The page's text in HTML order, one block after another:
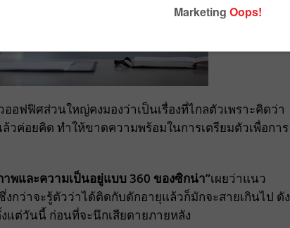
อฟฟิศส่วนใหญ่คงมองว่าเป็นเรื่องที่ไกลตัวเพราะคิดว่า
วค่อยคิด ทำให้ขาดความพร้อมในการเตรียมตัวเพื่อการ
พและความเป็นอยู่แบบ 360 ของซิกน่า”เผยว่าแนว
ว่าจะรู้ตัวว่าได้ติดกับดักอายุแล้วก็มักจะสายเกินไป ดัง
แต่วันนี้ ก่อนที่จะนึกเสียดายภายหลัง